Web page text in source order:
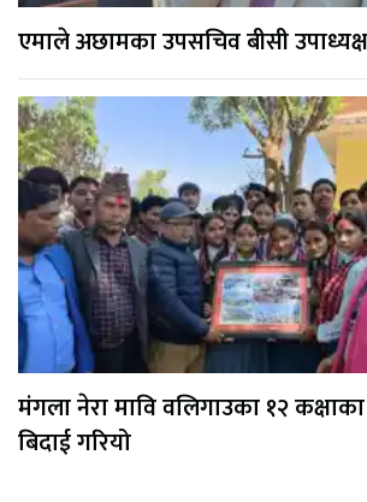
एमाले अछामका उपसचिव बीसी
मंगला नेरा मावि वलिगाउका १२ कक्षाका
बिदाई गरियो